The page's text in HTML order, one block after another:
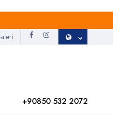
+90850 532 2072